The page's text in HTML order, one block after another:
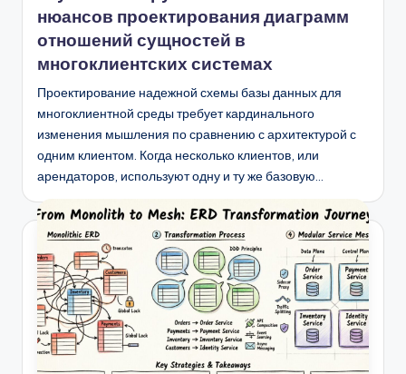
нюансов проектирования диаграмм
отношений сущностей в
многоклиентских системах
Проектирование надежной схемы базы данных для
многоклиентной среды требует кардинального
изменения мышления по сравнению с архитектурой с
одним клиентом. Когда несколько клиентов, или
арендаторов, используют одну и ту же базовую…